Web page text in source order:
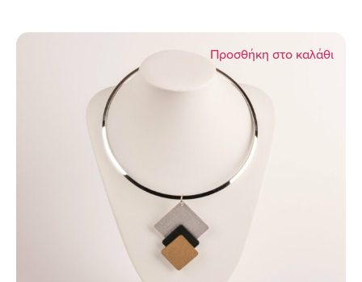
Προσθήκη στο καλάθι